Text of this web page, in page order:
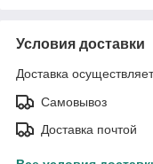
Условия доставки
Доставка
Самовывоз
Доставка почтой